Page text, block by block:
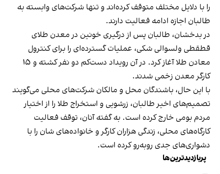
را با دلایل مختلف متوقف کرده‌اند و تنها شرکت‌های وابسته به
طالبان اجازه ادامه فعالیت دارند.
در بدخشان، طالبان پس از درگیری خونین در معدن طلای
قطقطی ولسوالی شکی، عملیات گسترده‌ای را برای کنترول
معادن طلا آغاز کرد. در آن رویداد دست‌کم دو نفر کشته و ۱۵
کارگر معدن زخمی شدند.
با این حال، باشندگان محل و مالکان شرکت‌های محلی می‌گویند
تصمیم‌های اخیر طالبان، زرشویی و استخراج طلا را از اختیار
مردم بومی خارج کرده است. به گفته آنان، توقف فعالیت
کارگاه‌های محلی، زندگی هزاران کارگر و خانواده‌های شان را با
دشواری‌های جدی روبه‌رو کرده است.
پربازدیدترین‌ها